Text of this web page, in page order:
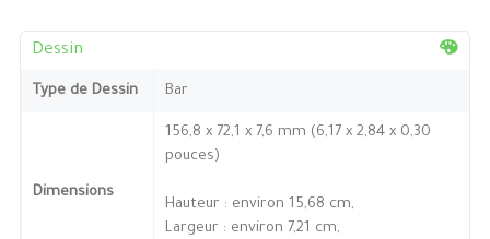
Dessin
Type de Dessin Bar
Dimensions
156,8 x 72,1 x 7,6 mm (6,17 x 2,84 x 0,30
pouces)
Hauteur : environ 15,68 cm,
Largeur : environ 7,21 cm,